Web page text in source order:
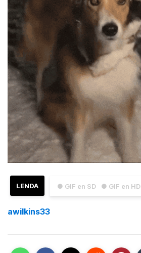
● GIF en SD ● GIF en HD
LENDA
awilkins33